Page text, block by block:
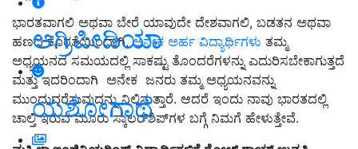
ಅಗ್ರಿಪೀಡಿಯಾ
ಯಶೋಗಾಥೆ
ಭಾರತವಾಗಲಿ ಅಥವಾ ಬೇರೆ ಯಾವುದೇ ದೇಶವಾಗಲಿ, ಬಡತನ ಅಥವಾ
ಹಣದ ಕೊರತೆಯಿಂದಾಗಿ,ಅನೇಕ ಅರ್ಹ ವಿದ್ಯಾರ್ಥಿಗಳು ತಮ್ಮ
ಅಧ್ಯಯನದ ಸಮಯದಲ್ಲಿ ಸಾಕಷ್ಟು ತೊಂದರೆಗಳನ್ನು ಎದುರಿಸಬೇಕಾಗುತ್ತದೆ
ಮತ್ತು ಇದರಿಂದಾಗಿ ಅನೇಕ ಜನರು ತಮ್ಮ ಅಧ್ಯಯನವನ್ನು
ಮುಂದುವರೆಸುವುದನ್ನು ನಿಲ್ಲಿಸುತ್ತಾರೆ. ಆದರೆ ಇಂದು ನಾವು ಭಾರತದಲ್ಲಿ
ಚಾಲ್ತಿ ಇರುವ ಮೂರು ಸ್ಕಾಲರ್‌ಶಿಪ್‌ಗಳ ಬಗ್ಗೆ ನಿಮಗೆ ಹೇಳುತ್ತೇವೆ.